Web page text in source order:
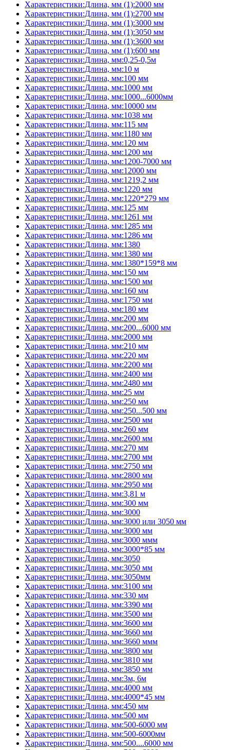
Характеристики:Длина, мм (1):2000 мм
Характеристики:Длина, мм (1):2700 мм
Характеристики:Длина, мм (1):3000 мм
Характеристики:Длина, мм (1):3050 мм
Характеристики:Длина, мм (1):3600 мм
Характеристики:Длина, мм (1):600 мм
Характеристики:Длина, мм:0,25-0,5м
Характеристики:Длина, мм:10 м
Характеристики:Длина, мм:100 мм
Характеристики:Длина, мм:1000 мм
Характеристики:Длина, мм:1000...6000мм
Характеристики:Длина, мм:10000 мм
Характеристики:Длина, мм:1038 мм
Характеристики:Длина, мм:115 мм
Характеристики:Длина, мм:1180 мм
Характеристики:Длина, мм:120 мм
Характеристики:Длина, мм:1200 мм
Характеристики:Длина, мм:1200-7000 мм
Характеристики:Длина, мм:12000 мм
Характеристики:Длина, мм:1219,2 мм
Характеристики:Длина, мм:1220 мм
Характеристики:Длина, мм:1220*279 мм
Характеристики:Длина, мм:125 мм
Характеристики:Длина, мм:1261 мм
Характеристики:Длина, мм:1285 мм
Характеристики:Длина, мм:1286 мм
Характеристики:Длина, мм:1380
Характеристики:Длина, мм:1380 мм
Характеристики:Длина, мм:1380*159*8 мм
Характеристики:Длина, мм:150 мм
Характеристики:Длина, мм:1500 мм
Характеристики:Длина, мм:160 мм
Характеристики:Длина, мм:1750 мм
Характеристики:Длина, мм:180 мм
Характеристики:Длина, мм:200 мм
Характеристики:Длина, мм:200...6000 мм
Характеристики:Длина, мм:2000 мм
Характеристики:Длина, мм:210 мм
Характеристики:Длина, мм:220 мм
Характеристики:Длина, мм:2200 мм
Характеристики:Длина, мм:2400 мм
Характеристики:Длина, мм:2480 мм
Характеристики:Длина, мм:25 мм
Характеристики:Длина, мм:250 мм
Характеристики:Длина, мм:250...500 мм
Характеристики:Длина, мм:2500 мм
Характеристики:Длина, мм:260 мм
Характеристики:Длина, мм:2600 мм
Характеристики:Длина, мм:270 мм
Характеристики:Длина, мм:2700 мм
Характеристики:Длина, мм:2750 мм
Характеристики:Длина, мм:2800 мм
Характеристики:Длина, мм:2950 мм
Характеристики:Длина, мм:3,81 м
Характеристики:Длина, мм:300 мм
Характеристики:Длина, мм:3000
Характеристики:Длина, мм:3000 или 3050 мм
Характеристики:Длина, мм:3000 мм
Характеристики:Длина, мм:3000 ммм
Характеристики:Длина, мм:3000*85 мм
Характеристики:Длина, мм:3050
Характеристики:Длина, мм:3050 мм
Характеристики:Длина, мм:3050мм
Характеристики:Длина, мм:3100 мм
Характеристики:Длина, мм:330 мм
Характеристики:Длина, мм:3390 мм
Характеристики:Длина, мм:3500 мм
Характеристики:Длина, мм:3600 мм
Характеристики:Длина, мм:3660 мм
Характеристики:Длина, мм:3660 ммм
Характеристики:Длина, мм:3800 мм
Характеристики:Длина, мм:3810 мм
Характеристики:Длина, мм:3850 мм
Характеристики:Длина, мм:3м, 6м
Характеристики:Длина, мм:4000 мм
Характеристики:Длина, мм:4000*45 мм
Характеристики:Длина, мм:450 мм
Характеристики:Длина, мм:500 мм
Характеристики:Длина, мм:500-6000 мм
Характеристики:Длина, мм:500-6000мм
Характеристики:Длина, мм:500....6000 мм